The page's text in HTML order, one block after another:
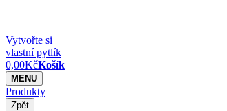
Vytvořte si
vlastní pytlík
0,00KčKošík
MENU
Produkty
Zpět